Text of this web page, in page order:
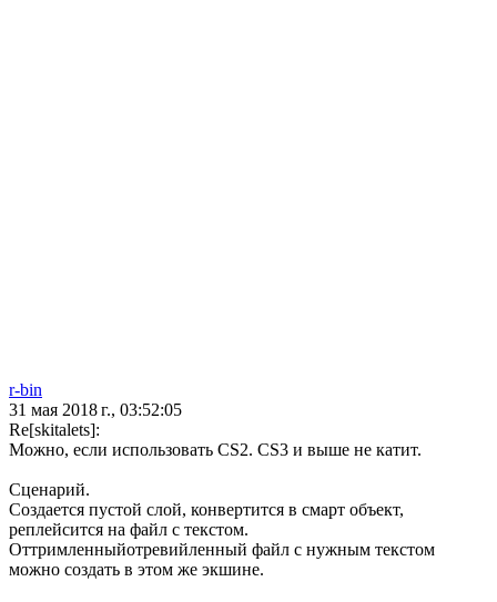
r-bin
31 мая 2018 г., 03:52:05
Re[skitalets]:
Можно, если использовать CS2. CS3 и выше не катит.
Сценарий.
Создается пустой слой, конвертится в смарт объект,
реплейсится на файл с текстом.
Оттримленныйотревийленный файл с нужным текстом
можно создать в этом же экшине.